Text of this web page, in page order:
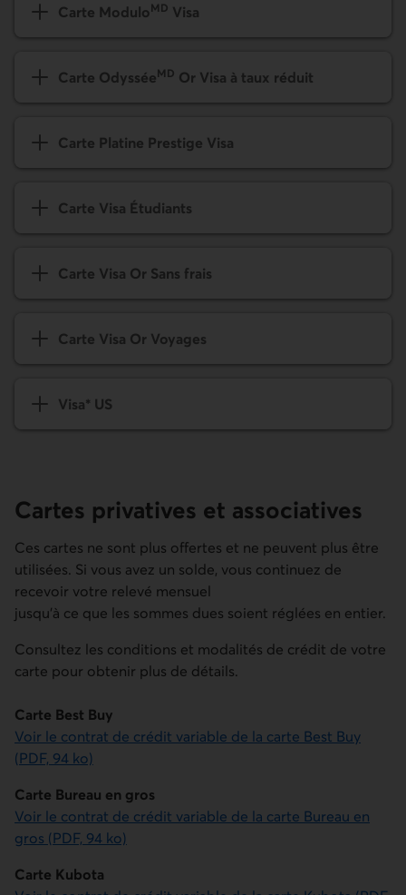
Carte ModuloMD Visa
Carte OdysséeMD Or Visa à taux réduit
Carte Platine Prestige Visa
Carte Visa Étudiants
Carte Visa Or Sans frais
Carte Visa Or Voyages
Visa* US
Cartes privatives et associatives
Ces cartes ne sont plus offertes et ne peuvent plus être
utilisées. Si vous avez un solde, vous continuez de
recevoir votre relevé mensuel
jusqu’à ce que les sommes dues soient réglées en entier.
Consultez les conditions et modalités de crédit de votre
carte pour obtenir plus de détails.
Carte Best Buy
Voir le contrat de crédit variable de la carte Best Buy
(PDF, 94 ko)
Carte Bureau en gros
Voir le contrat de crédit variable de la carte Bureau en
gros (PDF, 94 ko)
Carte Kubota